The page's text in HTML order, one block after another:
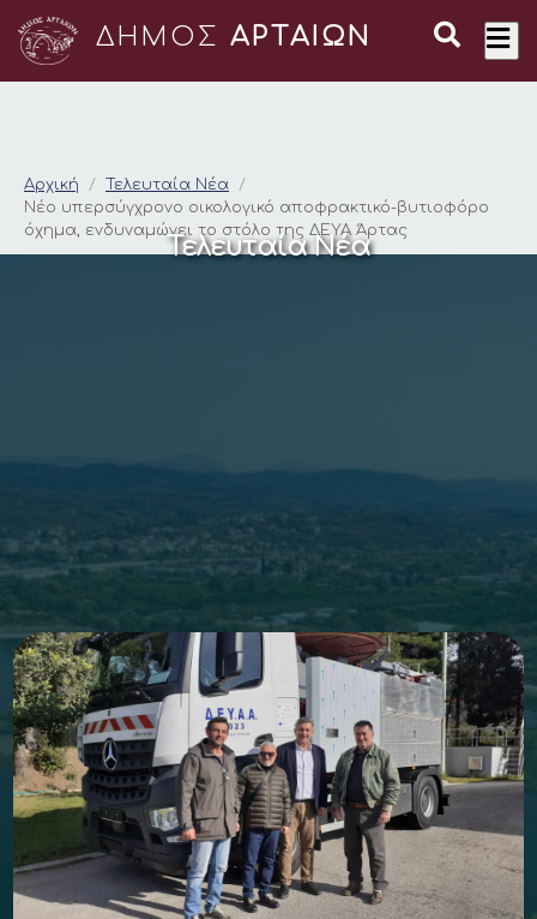
ΔΗΜΟΣ ΑΡΤΑΙΩΝ
Νέο υπερσύγχρονο
Αρχική
Τελευταία Νέα
Νέο υπερσύγχρονο οικολογικό αποφρακτικό-βυτιοφόρο
όχημα, ενδυναμώνει το στόλο της ΔΕΥΑ Άρτας
Τελευταία Νέα